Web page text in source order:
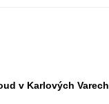
v Karlových Varech